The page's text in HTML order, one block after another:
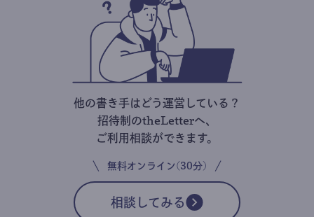
他の書き手はどう運営している？
招待制のtheLetterへ、
ご利用相談ができます。
無料オンライン(30分)
相談してみる